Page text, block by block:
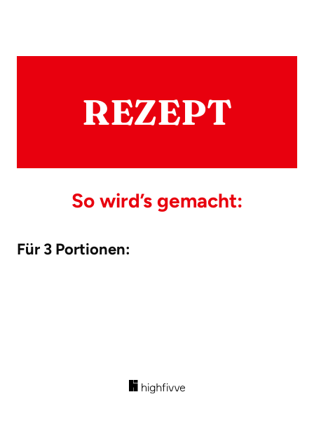
REZEPT
So wird’s gemacht:
Für 3 Portionen: